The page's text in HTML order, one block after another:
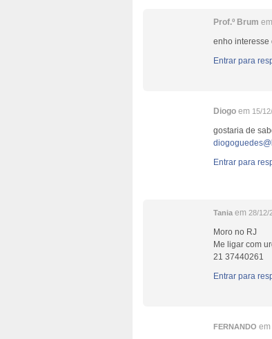
Prof.º Brum em
enho interesse
Entrar para
Diogo em 15/
gostaria de
Entrar para
Tania em 28/12/
Moro no RJ
Me ligar com
21 37440261
Entrar para
FERNANDO em